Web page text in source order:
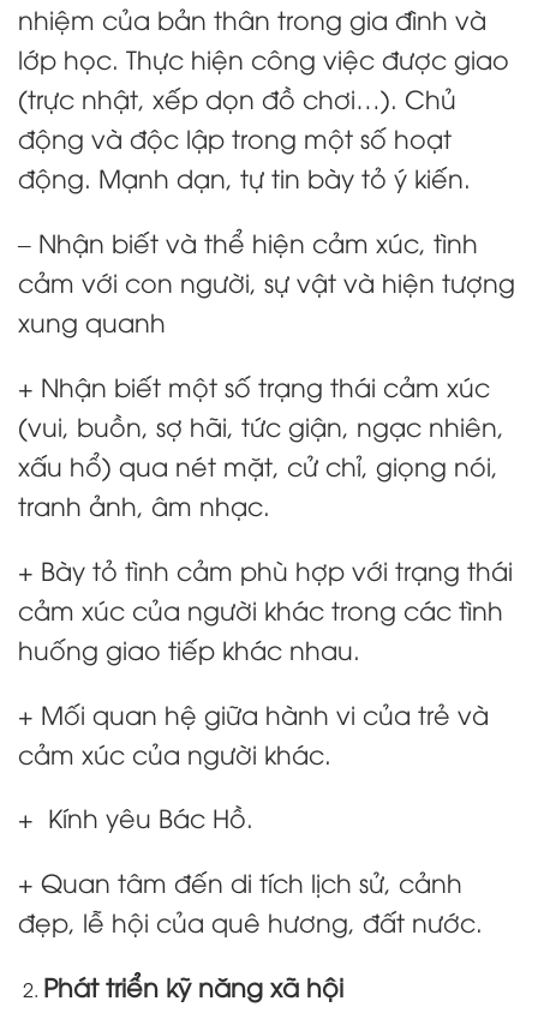
nhiệm của bản thân trong gia đình và
lớp học. Thực hiện công việc được giao
(trực nhật, xếp dọn đồ chơi…). Chủ
động và độc lập trong một số hoạt
động. Mạnh dạn, tự tin bày tỏ ý kiến.
– Nhận biết và thể hiện cảm xúc, tình
cảm với con người, sự vật và hiện tượng
xung quanh
+ Nhận biết một số trạng thái cảm xúc
(vui, buồn, sợ hãi, tức giận, ngạc nhiên,
xấu hổ) qua nét mặt, cử chỉ, giọng nói,
tranh ảnh, âm nhạc.
+ Bày tỏ tình cảm phù hợp với trạng thái
cảm xúc của người khác trong các tình
huống giao tiếp khác nhau.
+ Mối quan hệ giữa hành vi của trẻ và
cảm xúc của người khác.
+ Kính yêu Bác Hồ.
+ Quan tâm đến di tích lịch sử, cảnh
đẹp, lễ hội của quê hương, đất nước.
Phát triển kỹ năng xã hội